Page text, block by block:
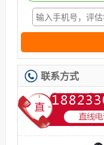
联系方式